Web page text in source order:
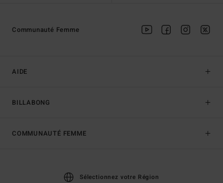
AIDE
BILLABONG
Communauté Femme
COMMUNAUTÉ FEMME
Sélectionnez votre Région